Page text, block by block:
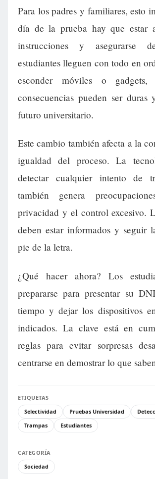
Para los padres y familiares, esto
día de la prueba hay que estar
instrucciones y asegurarse
estudiantes lleguen con todo en
esconder móviles o
consecuencias pueden ser duras
futuro universitario.
Este cambio también afecta a la
igualdad del proceso. La
detectar cualquier intento de
también genera
privacidad y el control excesivo.
deben estar informados y seguir
pie de la letra.
¿Qué hacer ahora? Los
prepararse para presentar su
tiempo y dejar los dispositivos
indicados. La clave está en
reglas para evitar sorpresas
centrarse en demostrar lo que
ETIQUETAS
Selectividad
Pruebas Universidad
Trampas
Estudiantes
CATEGORÍA
Sociedad